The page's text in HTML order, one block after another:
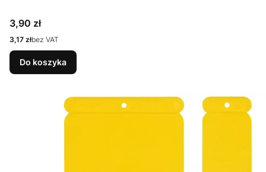
Cena
3,90 zł
Cena
3,17 złbez VAT
Do koszyka